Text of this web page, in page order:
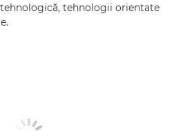
tehnologii orientate